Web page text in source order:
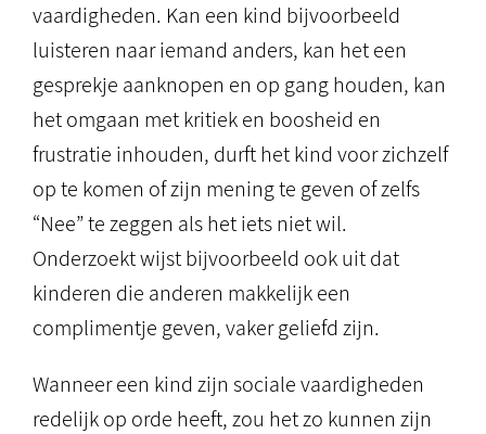
vaardigheden. Kan een kind bijvoorbeeld
luisteren naar iemand anders, kan het een
gesprekje aanknopen en op gang houden, kan
het omgaan met kritiek en boosheid en
frustratie inhouden, durft het kind voor zichzelf
op te komen of zijn mening te geven of zelfs
“Nee” te zeggen als het iets niet wil.
Onderzoekt wijst bijvoorbeeld ook uit dat
kinderen die anderen makkelijk een
complimentje geven, vaker geliefd zijn.
Wanneer een kind zijn sociale vaardigheden
redelijk op orde heeft, zou het zo kunnen zijn